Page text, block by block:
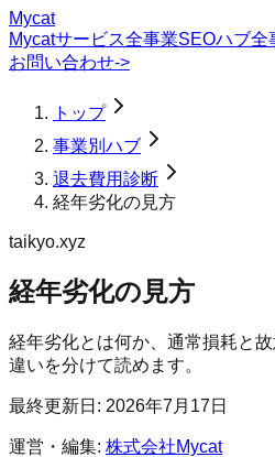
Mycat
Mycatサービス全事業SEOハブ全
お問い合わせ->
トップ
事業別ハブ
退去費用診断
経年劣化の見方
taikyo.xyz
経年劣化の見方
経年劣化とは何か、通常損耗と
違いを分けて読めます。
最終更新日: 2026年7月17日
運営・編集: 株式会社Mycat